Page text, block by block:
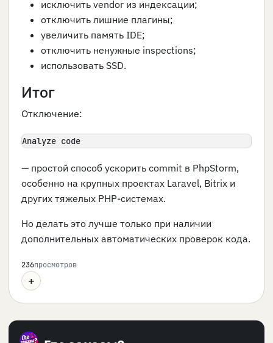
исключить vendor из индексации;
отключить лишние плагины;
увеличить память IDE;
отключить ненужные inspections;
использовать SSD.
Итог
Отключение:
Analyze code
— простой способ ускорить commit в PhpStorm,
особенно на крупных проектах Laravel, Bitrix и
других тяжелых PHP-системах.
Но делать это лучше только при наличии
дополнительных автоматических проверок кода.
236просмотров
+